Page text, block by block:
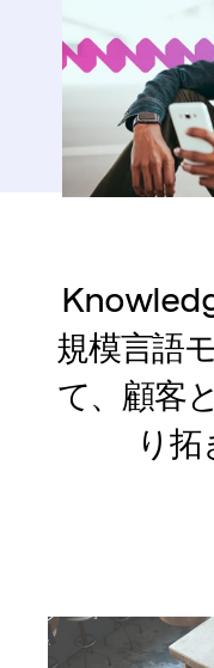
規模言語
て、顧客
り拓